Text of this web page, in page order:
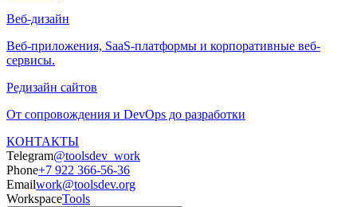
Веб-дизайн
Веб-приложения, SaaS-платформы и корпоративные веб-
сервисы.
Редизайн сайтов
От сопровождения и DevOps до разработки
КОНТАКТЫ
Telegram@toolsdev_work
Phone+7 922 366-56-36
Emailwork@toolsdev.org
WorkspaceTools